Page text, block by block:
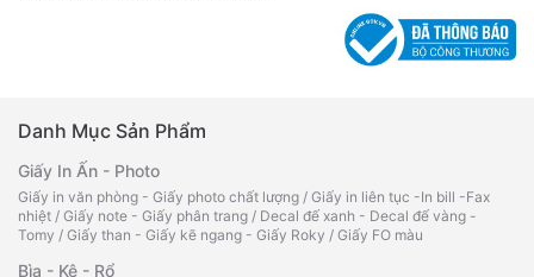
Danh Mục Sản Phẩm
Giấy In Ấn - Photo
Giấy in văn phòng - Giấy photo chất lượng / Giấy in liên tục -In bill -Fax
nhiệt / Giấy note - Giấy phân trang / Decal đế xanh - Decal đế vàng -
Tomy / Giấy than - Giấy kẽ ngang - Giấy Roky / Giấy FO màu
Bìa - Kệ - Rổ